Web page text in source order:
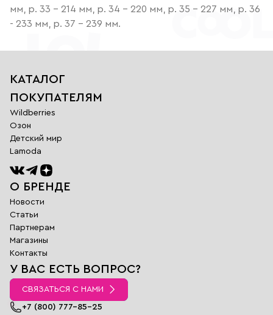
мм, р. 33 - 214 мм, р. 34 - 220 мм, р. 35 - 227 мм, р. 36
- 233 мм, р. 37 - 239 мм.
КАТАЛОГ
ПОКУПАТЕЛЯМ
Wildberries
Озон
Детский мир
Lamoda
О БРЕНДЕ
Новости
Статьи
Партнерам
Магазины
Контакты
У ВАС ЕСТЬ ВОПРОС?
СВЯЗАТЬСЯ С НАМИ
+7 (800) 777-85-25
Обратная
связь
Заполните поля
перезвонит вам в